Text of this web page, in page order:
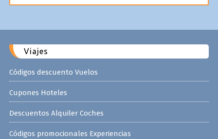
Viajes
Códigos descuento Vuelos
Cupones Hoteles
Descuentos Alquiler Coches
Códigos promocionales Experiencias